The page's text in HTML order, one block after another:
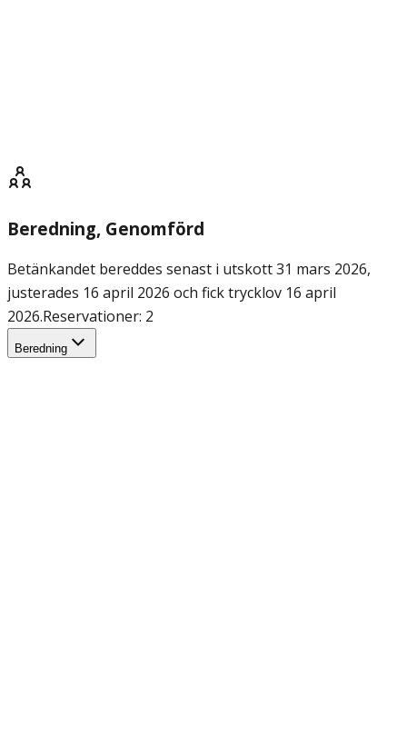
Beredning, Genomförd
Betänkandet bereddes senast i utskott 31 mars 2026,
justerades 16 april 2026 och fick trycklov 16 april
2026.Reservationer: 2
Beredning